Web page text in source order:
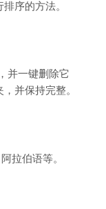
序的方法。
并一键删除它
并保持完整。
拉伯语等。